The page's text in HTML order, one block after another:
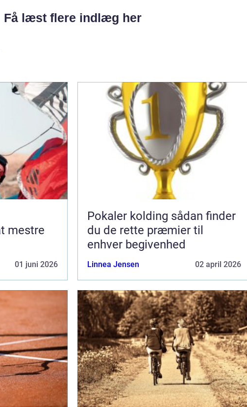
Få læst flere indlæg her
01 juni 2026
Pokaler kolding sådan finder
du de rette præmier til
enhver begivenhed
Linnea Jensen 02 april 2026